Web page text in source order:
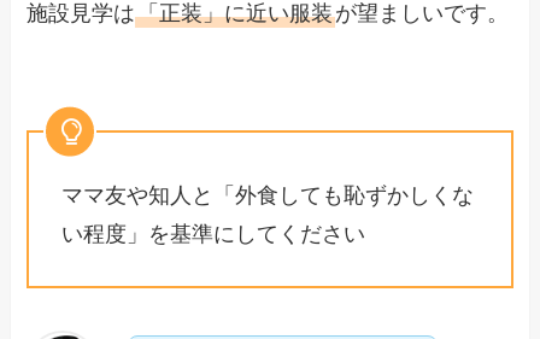
施設見学は「正装」に近い服装が望ましいです。
ママ友や知人と「外食しても恥ずかしくな
い程度」を基準にしてください